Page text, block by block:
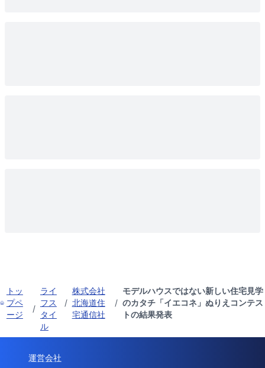
トッ
プペ
ージ
/
ライ
フス
タイ
ル
/
株式会社
北海道住
宅通信社
/
モデルハウスではない新しい住宅見学
のカタチ「イエコネ」ぬりえコンテス
トの結果発表
運営会社